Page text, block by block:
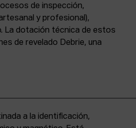
de inspección,
y profesional),
La dotación técnica de estos
de revelado Debrie, una
Systems International
a la identificación,
formato, cámara